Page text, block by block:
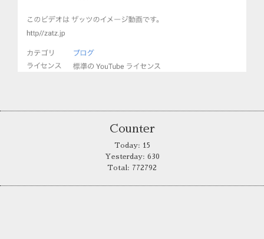
Counter
Today: 15
Yesterday: 630
Total: 772792